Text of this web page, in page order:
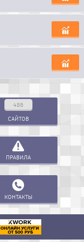
486
САЙТОВ
ПРАВИЛА
КОНТАКТЫ